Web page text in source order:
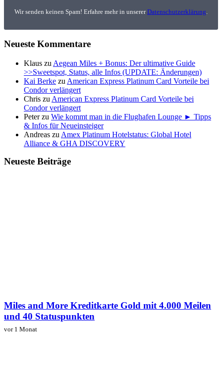
Wir senden keinen Spam! Erfahre mehr in unsererDatenschutzerklärung
Neueste Kommentare
Klaus zu Aegean Miles + Bonus: Der ultimative Guide
>>Sweetspot, Status, alle Infos (UPDATE: Änderungen)
Kai Berke zu American Express Platinum Card Vorteile bei
Condor verlängert
Chris zu American Express Platinum Card Vorteile bei
Condor verlängert
Peterzu Wie kommt man in die Flughafen Lounge ► Tipps
& Infos für Neueinsteiger
Andreas zu Amex Platinum Hotelstatus: Global Hotel
Alliance & GHA DISCOVERY
Neueste Beiträge
Miles and More Kreditkarte Gold mit 4.000 Meilen
und 40 Statuspunkten
vor 1 Monat